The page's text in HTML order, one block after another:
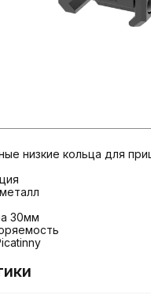
низкие кольца для
30мм